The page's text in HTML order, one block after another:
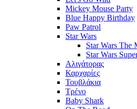
Mickey Mouse Party
Blue Happy Birthday
Paw Patrol
Star Wars
Star Wars The
Star Wars
Αλιγάτορας
Καρχαρίες
Τουβλάκια
Τρένο
Baby Shark